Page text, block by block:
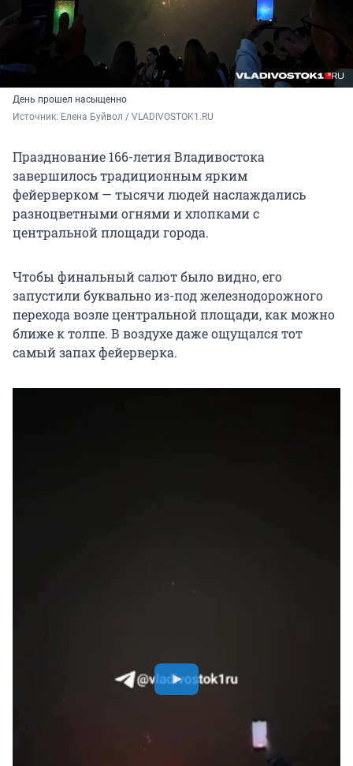
День прошел насыщенно
Источник: Елена Буйвол / VLADIVOSTOK1.RU
Празднование 166-летия Владивостока
завершилось традиционным ярким
фейерверком — тысячи людей наслаждались
разноцветными огнями и хлопками с
центральной площади города.
Чтобы финальный салют было видно, его
запустили буквально из-под железнодорожного
перехода возле центральной площади, как можно
ближе к толпе. В воздухе даже ощущался тот
самый запах фейерверка.